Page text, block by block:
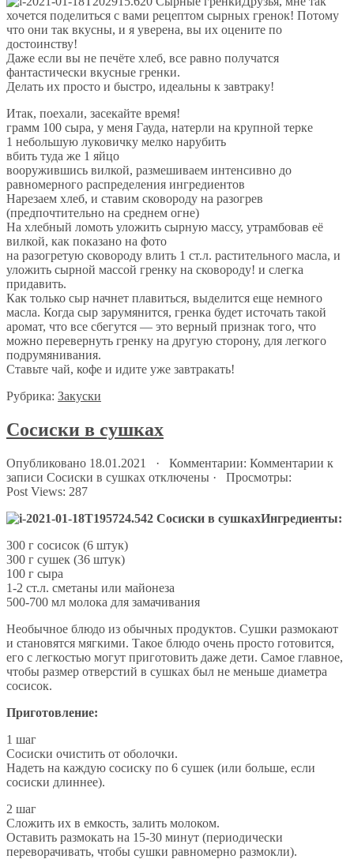
хочется поделиться с вами рецептом сырных гренок! Потому
что они так вкусны, и я уверена, вы их оцените по
достоинству!
Даже если вы не печёте хлеб, все равно получатся
фантастически вкусные гренки.
Делать их просто и быстро, идеальны к завтраку!
Итак, поехали, засекайте время!
грамм 100 сыра, у меня Гауда, натерли на крупной терке
1 небольшую луковичку мелко нарубить
вбить туда же 1 яйцо
вооружившись вилкой, размешиваем интенсивно до
равномерного распределения ингредиентов
Нарезаем хлеб, и ставим сковороду на разогрев
(предпочтительно на среднем огне)
На хлебный ломоть уложить сырную массу, утрамбовав её
вилкой, как показано на фото
на разогретую сковороду влить 1 ст.л. растительного масла, и
уложить сырной массой гренку на сковороду! и слегка
придавить.
Как только сыр начнет плавиться, выделится еще немного
масла. Когда сыр зарумянится, гренка будет источать такой
аромат, что все сбегутся — это верный признак того, что
можно перевернуть гренку на другую сторону, для легкого
подрумянивания.
Ставьте чай, кофе и идите уже завтракать!
Рубрика: Закуски
Сосиски в сушках
Опубликовано 18.01.2021 · Комментарии: Комментарии к
записи Сосиски в сушках отключены · Просмотры:
Post Views: 287
Ингредиенты:
300 г сосисок (6 штук)
300 г сушек (36 штук)
100 г сыра
1-2 ст.л. сметаны или майонеза
500-700 мл молока для замачивания
Необычное блюдо из обычных продуктов. Сушки размокают
и становятся мягкими. Такое блюдо очень просто готовится,
его с легкостью могут приготовить даже дети. Самое главное,
чтобы размер отверстий в сушках был не меньше диаметра
сосисок.
Приготовление:
1 шаг
Сосиски очистить от оболочки.
Надеть на каждую сосиску по 6 сушек (или больше, если
сосиски длиннее).
2 шаг
Сложить их в емкость, залить молоком.
Оставить размокать на 15-30 минут (периодически
переворачивать, чтобы сушки равномерно размокли).